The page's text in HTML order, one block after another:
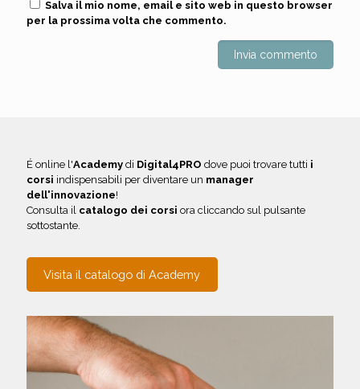
Salva il mio nome, email e sito web in questo browser
per la prossima volta che commento.
É online l'Academy di Digital4PRO dove puoi trovare tutti i
corsi indispensabili per diventare un manager
dell'innovazione!
Consulta il catalogo dei corsi ora cliccando sul pulsante
sottostante.
Visita il catalogo di Academy